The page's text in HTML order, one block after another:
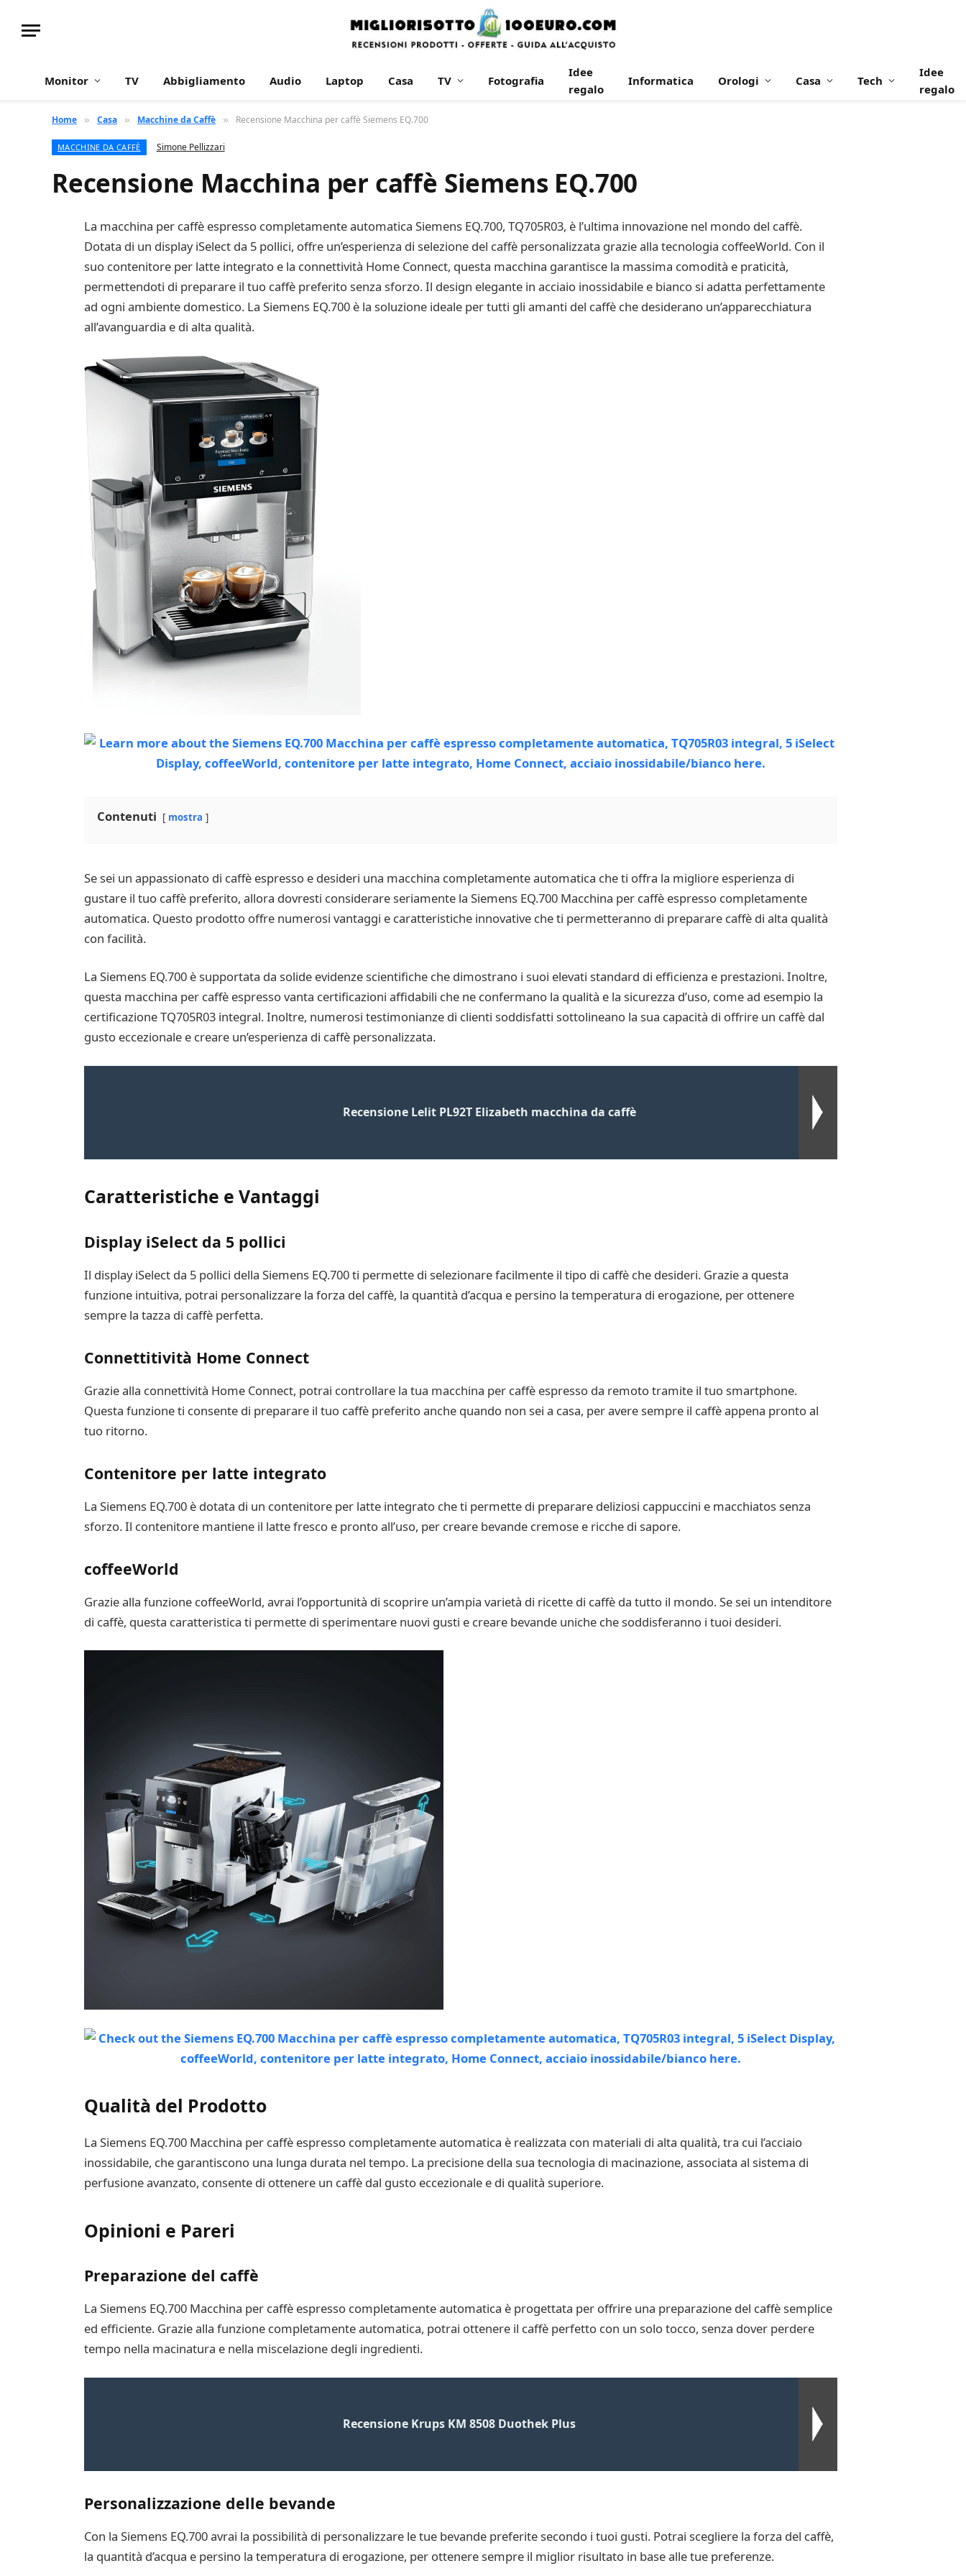
Monitor TV Abbigliamento Audio Laptop Casa TV Fotografia
Idee
regalo
Informatica Orologi Casa Tech
Idee
regalo
Home » Casa » Macchine da Caffè » Recensione Macchina per caffè Siemens EQ.700
MACCHINE DA CAFFÈ Simone Pellizzari
Recensione Macchina per caffè Siemens EQ.700
La macchina per caffè espresso completamente automatica Siemens EQ.700, TQ705R03, è l’ultima innovazione nel mondo del caffè.
Dotata di un display iSelect da 5 pollici, offre un’esperienza di selezione del caffè personalizzata grazie alla tecnologia coffeeWorld. Con il
suo contenitore per latte integrato e la connettività Home Connect, questa macchina garantisce la massima comodità e praticità,
permettendoti di preparare il tuo caffè preferito senza sforzo. Il design elegante in acciaio inossidabile e bianco si adatta perfettamente
ad ogni ambiente domestico. La Siemens EQ.700 è la soluzione ideale per tutti gli amanti del caffè che desiderano un’apparecchiatura
all’avanguardia e di alta qualità.
Contenuti mostra
Se sei un appassionato di caffè espresso e desideri una macchina completamente automatica che ti offra la migliore esperienza di
gustare il tuo caffè preferito, allora dovresti considerare seriamente la Siemens EQ.700 Macchina per caffè espresso completamente
automatica. Questo prodotto offre numerosi vantaggi e caratteristiche innovative che ti permetteranno di preparare caffè di alta qualità
con facilità.
La Siemens EQ.700 è supportata da solide evidenze scientifiche che dimostrano i suoi elevati standard di efficienza e prestazioni. Inoltre,
questa macchina per caffè espresso vanta certificazioni affidabili che ne confermano la qualità e la sicurezza d’uso, come ad esempio la
certificazione TQ705R03 integral. Inoltre, numerosi testimonianze di clienti soddisfatti sottolineano la sua capacità di offrire un caffè dal
gusto eccezionale e creare un’esperienza di caffè personalizzata.
Recensione Lelit PL92T Elizabeth macchina da caffè
Caratteristiche e Vantaggi
Display iSelect da 5 pollici
Il display iSelect da 5 pollici della Siemens EQ.700 ti permette di selezionare facilmente il tipo di caffè che desideri. Grazie a questa
funzione intuitiva, potrai personalizzare la forza del caffè, la quantità d’acqua e persino la temperatura di erogazione, per ottenere
sempre la tazza di caffè perfetta.
Connettitività Home Connect
Grazie alla connettività Home Connect, potrai controllare la tua macchina per caffè espresso da remoto tramite il tuo smartphone.
Questa funzione ti consente di preparare il tuo caffè preferito anche quando non sei a casa, per avere sempre il caffè appena pronto al
tuo ritorno.
Contenitore per latte integrato
La Siemens EQ.700 è dotata di un contenitore per latte integrato che ti permette di preparare deliziosi cappuccini e macchiatos senza
sforzo. Il contenitore mantiene il latte fresco e pronto all’uso, per creare bevande cremose e ricche di sapore.
coffeeWorld
Grazie alla funzione coffeeWorld, avrai l’opportunità di scoprire un’ampia varietà di ricette di caffè da tutto il mondo. Se sei un intenditore
di caffè, questa caratteristica ti permette di sperimentare nuovi gusti e creare bevande uniche che soddisferanno i tuoi desideri.
Qualità del Prodotto
La Siemens EQ.700 Macchina per caffè espresso completamente automatica è realizzata con materiali di alta qualità, tra cui l’acciaio
inossidabile, che garantiscono una lunga durata nel tempo. La precisione della sua tecnologia di macinazione, associata al sistema di
perfusione avanzato, consente di ottenere un caffè dal gusto eccezionale e di qualità superiore.
Opinioni e Pareri
Preparazione del caffè
La Siemens EQ.700 Macchina per caffè espresso completamente automatica è progettata per offrire una preparazione del caffè semplice
ed efficiente. Grazie alla funzione completamente automatica, potrai ottenere il caffè perfetto con un solo tocco, senza dover perdere
tempo nella macinatura e nella miscelazione degli ingredienti.
Recensione Krups KM 8508 Duothek Plus
Personalizzazione delle bevande
Con la Siemens EQ.700 avrai la possibilità di personalizzare le tue bevande preferite secondo i tuoi gusti. Potrai scegliere la forza del caffè,
la quantità d’acqua e persino la temperatura di erogazione, per ottenere sempre il miglior risultato in base alle tue preferenze.